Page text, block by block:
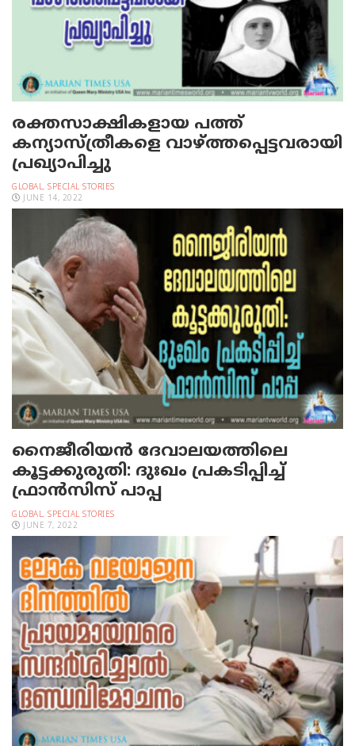
രക്തസാക്ഷികളായ പത്ത്
കന്യാസ്ത്രീകളെ വാഴ്ത്തപ്പെട്ടവരായി
പ്രഖ്യാപിച്ചു
GLOBAL, SPECIAL STORIES
JUNE 14, 2022
നൈജീരിയന്‍ ദേവാലയത്തിലെ
കൂട്ടക്കുരുതി: ദുഃഖം പ്രകടിപ്പിച്ച്
ഫ്രാന്‍സിസ് പാപ്പ
GLOBAL, SPECIAL STORIES
JUNE 7, 2022